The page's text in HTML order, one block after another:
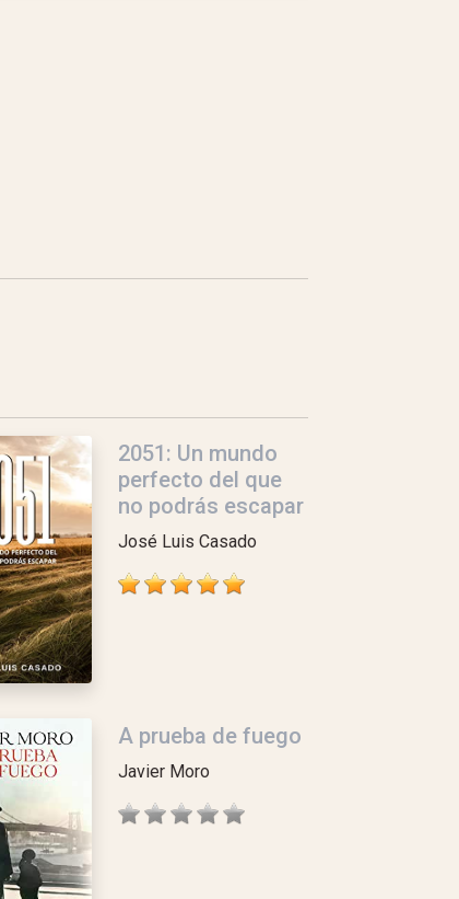
2051: Un mundo
perfecto del que
no podrás escapar
José Luis Casado
A prueba de fuego
Javier Moro